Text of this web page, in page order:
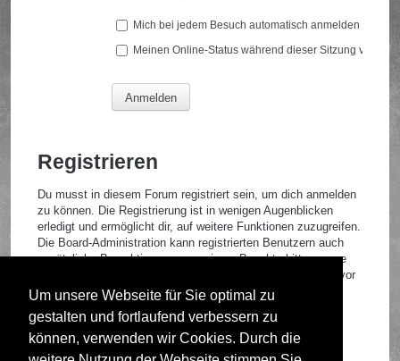
Um unsere Webseite für Sie optimal zu
gestalten und fortlaufend verbessern zu
können, verwenden wir Cookies. Durch die
Mich bei jedem Besuch automatisch anmelden
Meinen Online-Status während dieser Sitzung
Registrieren
Du musst in diesem Forum registriert sein, um dich anmelden
zu können. Die Registrierung ist in wenigen Augenblicken
erledigt und ermöglicht dir, auf weitere Funktionen zuzugreifen.
Die Board-Administration kann registrierten Benutzern auch
zusätzliche Berechtigungen zuweisen. Beachte bitte unsere
Nutzungsbedingungen und die verwandten Regelungen, bevor
du dich registrierst. Bitte beachte auch die jeweiligen
Forenregeln, wenn du dich in diesem Board bewegst.
Nutzungsbedingungen|Datenschutzrichtlinie